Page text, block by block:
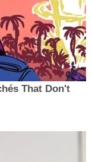
That Don't